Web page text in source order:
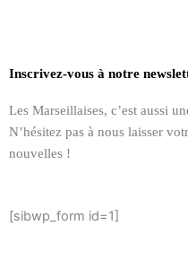
Inscrivez-vous à notre
Les Marseillaises, c’est aussi
N’hésitez pas à nous laisser
nouvelles !
[sibwp_form id=1]